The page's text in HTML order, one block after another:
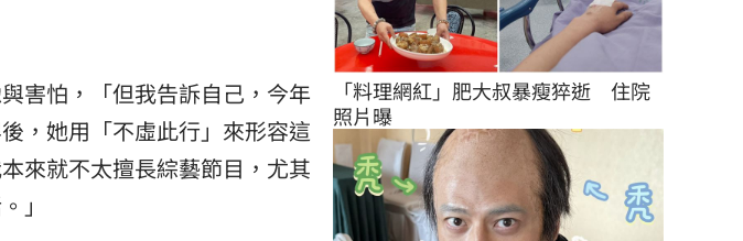
害怕，「但我告訴自己，今年
，她用「不虛此行」來形容這
來就不太擅長綜藝節目，尤其
」
「料理網紅」肥大叔暴瘦猝逝　住院
照片曝